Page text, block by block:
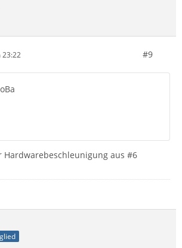
23:22 #9
Hardwarebeschleunigung aus #6